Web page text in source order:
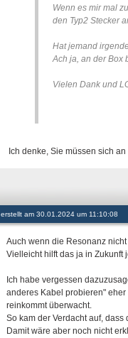
Wenn es mir mal
den Typ2 Stecker
Hat jemand
Ach ja, an der Box
Vielen Dank und
Ich denke, Sie müssen sich
erstellt am 30.01.2024 um 11:10:08
Auch wenn die Resonanz
Vielleicht hilft das ja in Zukunft
Ich habe vergessen
anderes Kabel probieren"
reinkommt überwacht.
So kam der Verdacht auf,
Damit wäre aber noch nicht